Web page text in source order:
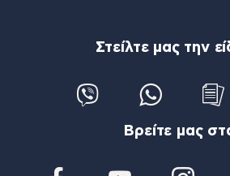
Στείλτε μας την
Βρείτε μας